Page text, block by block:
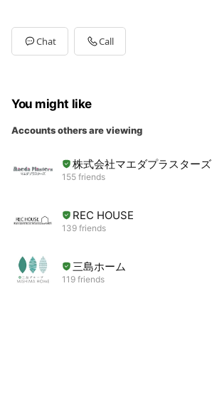
Chat Call
You might like
Accounts others are viewing
株式会社マエダプラスターズ
155 friends
REC HOUSE
139 friends
三島ホーム
119 friends